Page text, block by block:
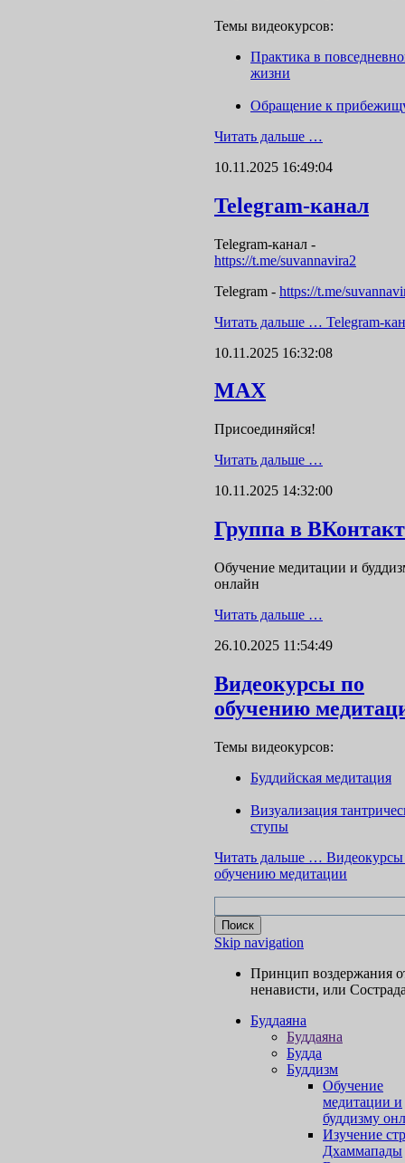
Темы видеокурсов:
Практика в
жизни
Обращение к
Читать дальше …
10.11.2025 16:49:04
Telegram-канал
Telegram-канал -
https://t.me/suvannavira2
Telegram - https://t.me/
Читать дальше … Telegram-
10.11.2025 16:32:08
MAX
Присоединяйся!
Читать дальше …
10.11.2025 14:32:00
Группа в
Обучение медитации и
онлайн
Читать дальше …
26.10.2025 11:54:49
Видеокурсы по
обучению
Темы видеокурсов:
Буддийская медитация
Визуализация
ступы
Читать дальше …
обучению медитации
Skip navigation
Принцип воздержания
ненависти, или
Буддаяна
Буддаяна
Будда
Буддизм
Обучение
медитации и
буддизму
Изучение
Дхаммапады